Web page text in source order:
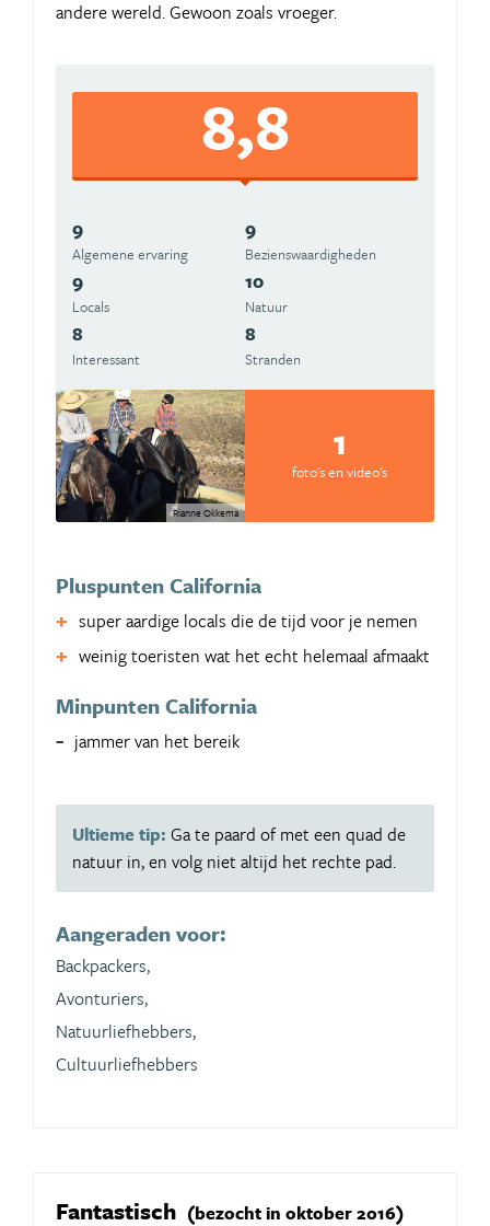
andere wereld. Gewoon zoals vroeger.
8,8
9
Algemene ervaring
9
Beziens­waardigheden
9
Locals
10
Natuur
8
Interessant
8
Stranden
Rianne Okkema
1
foto's en video's
Pluspunten California
super aardige locals die de tijd voor je nemen
weinig toeristen wat het echt helemaal afmaakt
Minpunten California
jammer van het bereik
Ultieme tip: Ga te paard of met een quad de
natuur in, en volg niet altijd het rechte pad.
Aangeraden voor:
Backpackers,
Avonturiers,
Natuurliefhebbers,
Cultuurliefhebbers
Fantastisch (bezocht in oktober 2016)